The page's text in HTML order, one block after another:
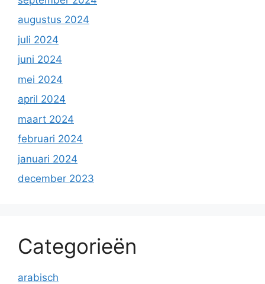
augustus 2024
juli 2024
juni 2024
mei 2024
april 2024
maart 2024
februari 2024
januari 2024
december 2023
Categorieën
arabisch